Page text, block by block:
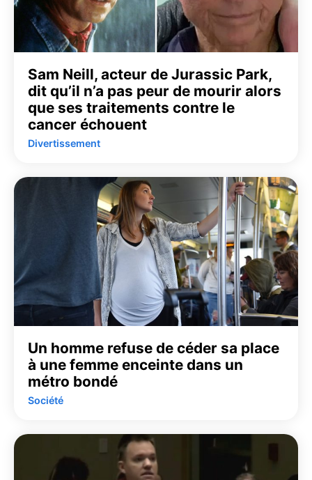
Sam Neill, acteur de Jurassic Park,
dit qu’il n’a pas peur de mourir alors
que ses traitements contre le
cancer échouent
Divertissement
Un homme refuse de céder sa place
à une femme enceinte dans un
métro bondé
Société